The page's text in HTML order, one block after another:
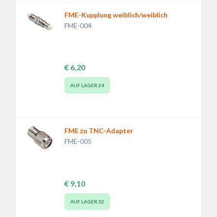
FME-Kupplung weiblich/weiblich
FME-004
€ 6,20
AUF LAGER 24
FME zu TNC-Adapter
FME-005
€ 9,10
AUF LAGER 32